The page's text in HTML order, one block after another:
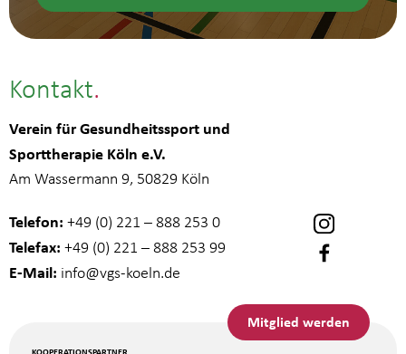
Kontakt
Verein für Gesundheitssport und
Sporttherapie Köln e.V.
Am Wassermann 9, 50829 Köln
Telefon: +49 (0) 221 – 888 253 0
Telefax: +49 (0) 221 – 888 253 99
E-Mail: info@vgs-koeln.de
Mitglied werden
KOOPERATIONSPARTNER